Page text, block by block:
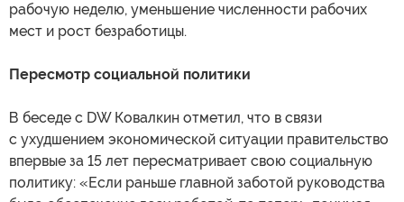
рабочую неделю, уменьшение численности рабочих
мест и рост безработицы.
Пересмотр социальной политики
В беседе с DW Ковалкин отметил, что в связи
с ухудшением экономической ситуации правительство
впервые за 15 лет пересматривает свою социальную
политику: «Если раньше главной заботой руководства